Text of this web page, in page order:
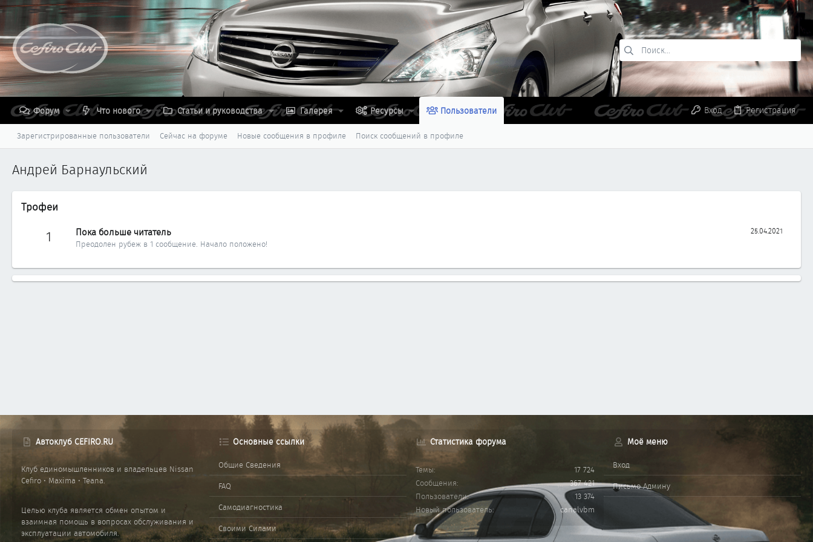
Форум Что нового Статьи и руководства Галерея Ресурсы Пользователи Вход Регистрация
Зарегистрированные пользователи Сейчас на форуме Новые сообщения в профиле Поиск сообщений в профиле
Андрей Барнаульский
Трофеи
1 25.04.2021
Пока больше читатель
Преодолен рубеж в 1 сообщение. Начало положено!
Автоклуб CEFIRO.RU
Клуб единомышленников и владельцев Nissan
Cefiro • Maxima • Teana.
Целью клуба является обмен опытом и
взаимная помощь в вопросах обслуживания и
эксплуатации автомобиля.
Основные ссылки
Общие Сведения
FAQ
Самодиагностика
Своими Силами
Статистика форума
Темы
17 724
Сообщения
367 421
Пользователи
13 374
Новый пользователь
canalvbm
Моё меню
Вход
Письмо Админу